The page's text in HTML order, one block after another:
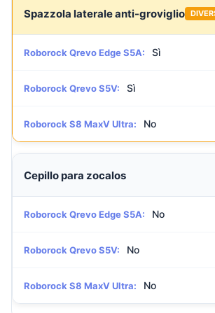
Spazzola laterale anti-groviglio
Roborock Qrevo Edge S5A: Sì
Roborock Qrevo S5V: Sì
Roborock S8 MaxV Ultra: No
Cepillo para zocalos
Roborock Qrevo Edge S5A: No
Roborock Qrevo S5V: No
Roborock S8 MaxV Ultra: No